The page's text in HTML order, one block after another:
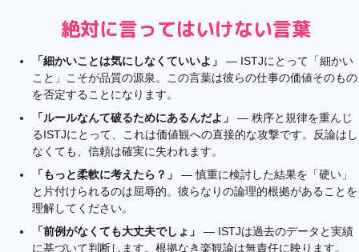
絶対に言ってはいけない言葉
「細かいことは気にしなくていいよ」
— ISTJにとって「細かい
こと」こそが品質の源泉。この言葉は彼らの仕事の価値そのもの
を否定することになります。
「ルールなんて破るためにあるんだよ」
— 秩序と規律を重んじ
るISTJにとって、これは価値観への直接的な攻撃です。反論はし
なくても、信頼は確実に失われます。
「もっと柔軟に考えたら？」
— 慎重に検討した結果を「硬い」
と片付けられるのは屈辱的。彼らなりの論理的根拠があることを
理解してください。
「前例がなくても大丈夫でしょ」
— ISTJは過去のデータと実績
に基づいて判断します。根拠なき楽観論は無責任に映ります。